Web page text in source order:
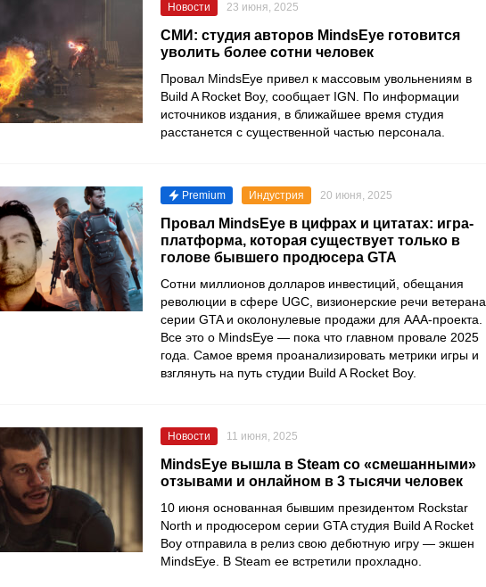
Новости 23 июня, 2025
СМИ: студия авторов MindsEye готовится
уволить более сотни человек
Провал MindsEye привел к массовым увольнениям в
Build A Rocket Boy, сообщает IGN. По информации
источников издания, в ближайшее время студия
расстанется с существенной частью персонала.
Premium Индустрия 20 июня, 2025
Провал MindsEye в цифрах и цитатах: игра-
платформа, которая существует только в
голове бывшего продюсера GTA
Сотни миллионов долларов инвестиций, обещания
революции в сфере UGC, визионерские речи ветерана
серии GTA и околонулевые продажи для AAA-проекта.
Все это о MindsEye — пока что главном провале 2025
года. Самое время проанализировать метрики игры и
взглянуть на путь студии Build A Rocket Boy.
Новости 11 июня, 2025
MindsEye вышла в Steam со «смешанными»
отзывами и онлайном в 3 тысячи человек
10 июня основанная бывшим президентом Rockstar
North и продюсером серии GTA студия Build A Rocket
Boy отправила в релиз свою дебютную игру — экшен
MindsEye. В Steam ее встретили прохладно.